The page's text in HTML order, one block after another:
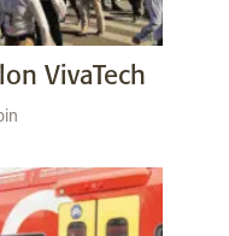
VivaTech